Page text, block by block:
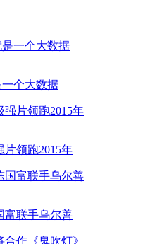
个大数据
领跑2015年
富联手乌尔善